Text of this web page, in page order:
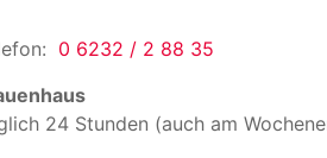
0 6232 / 2 88 35
24 Stunden (auch am